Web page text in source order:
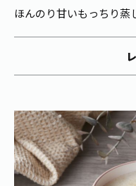
茶殻リサイクルシステム
ウェルネスフォーラム
Green Tea for Good
THE ITOEN
健康体
Crazy Jasmine
ほんのり甘いもっちり蒸